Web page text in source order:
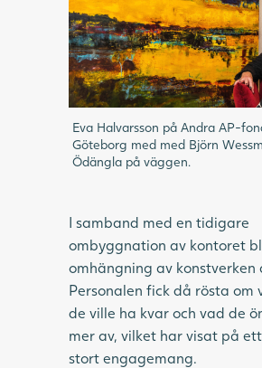
Eva Halvarsson på Andra AP-
Göteborg med med Björn
Ödängla på väggen.
I samband med en tidigare
ombyggnation av kontoret
omhängning av konstverken
Personalen fick då rösta om
de ville ha kvar och vad de
mer av, vilket har visat på
stort engagemang.